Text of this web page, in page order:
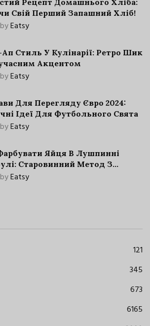
Рецепт Домашнього Хліба:
Свій Перший Запашний Хліб!
byEatsy
Стиль У Кулінарії: Ретро Шик
Акцентом
byEatsy
Для Перегляду Євро 2024:
Ідеї Для Футбольного Свята
byEatsy
Яйця В Лушпинні
Старовинний Метод З
Нюансами
byEatsy
121
345
673
6165